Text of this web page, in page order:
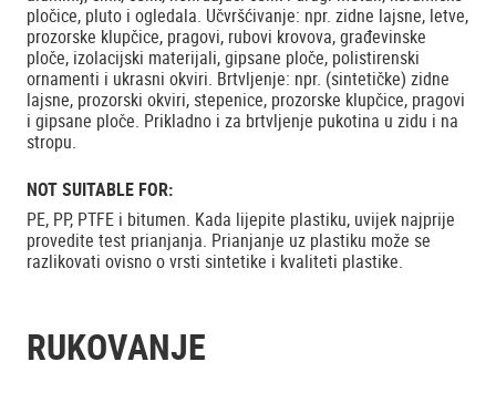
pločice, pluto i ogledala. Učvršćivanje: npr. zidne lajsne, letve,
prozorske klupčice, pragovi, rubovi krovova, građevinske
ploče, izolacijski materijali, gipsane ploče, polistirenski
ornamenti i ukrasni okviri. Brtvljenje: npr. (sintetičke) zidne
lajsne, prozorski okviri, stepenice, prozorske klupčice, pragovi
i gipsane ploče. Prikladno i za brtvljenje pukotina u zidu i na
stropu.
NOT SUITABLE FOR:
PE, PP, PTFE i bitumen. Kada lijepite plastiku, uvijek najprije
provedite test prianjanja. Prianjanje uz plastiku može se
razlikovati ovisno o vrsti sintetike i kvaliteti plastike.
RUKOVANJE